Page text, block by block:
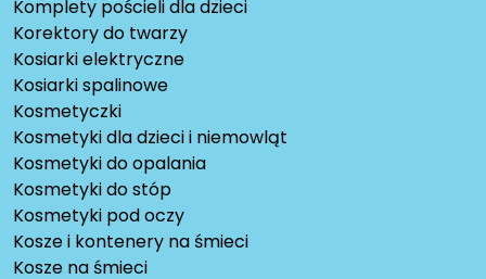
Komplety pościeli dla dzieci
Korektory do twarzy
Kosiarki elektryczne
Kosiarki spalinowe
Kosmetyczki
Kosmetyki dla dzieci i niemowląt
Kosmetyki do opalania
Kosmetyki do stóp
Kosmetyki pod oczy
Kosze i kontenery na śmieci
Kosze na śmieci